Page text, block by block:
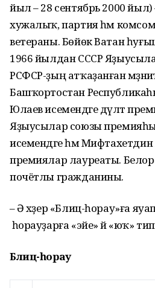
йыл – 28 сентябрь 2000 йыл)
хужалыҡ, партия һәм
ветераны. Бөйөк Ватан
1966 йылдан СССР
РСФСР-ҙың атҡаҙанған
Башҡортостан
Юлаев исемендәге дәүләт
Яҙыусылар союзы премияһы,
исемендәге һәм
премиялар лауреаты.
почётлы гражданины.
– Ә хәҙер «Блиц-һорау»ға
һорауҙарға «эйе» йә «юҡ» тип
Блиц-һорау